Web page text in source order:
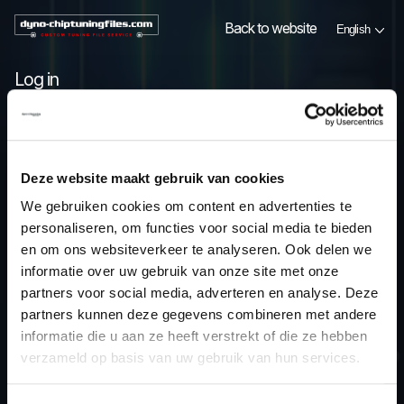
Deze website maakt gebruik van cookies
We gebruiken cookies om content en advertenties te
personaliseren, om functies voor social media te bieden
en om ons websiteverkeer te analyseren. Ook delen we
informatie over uw gebruik van onze site met onze
partners voor social media, adverteren en analyse. Deze
partners kunnen deze gegevens combineren met andere
informatie die u aan ze heeft verstrekt of die ze hebben
verzameld op basis van uw gebruik van hun services.
Back to website English
Log in
Email address
Password
Login
Nederlands
Deutsch
Italiano
Português